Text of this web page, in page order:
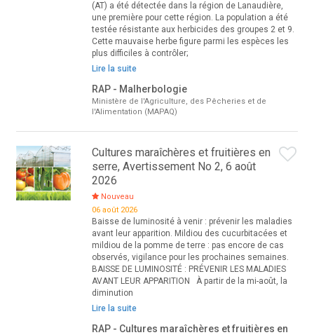
(AT) a été détectée dans la région de Lanaudière,
une première pour cette région. La population a été
testée résistante aux herbicides des groupes 2 et 9.
Cette mauvaise herbe figure parmi les espèces les
plus difficiles à contrôler;
Lire la suite
RAP - Malherbologie
Ministère de l'Agriculture, des Pêcheries et de
l'Alimentation (MAPAQ)
Cultures maraîchères et fruitières en
serre, Avertissement No 2, 6 août
2026
Nouveau
06 août 2026
Baisse de luminosité à venir : prévenir les maladies
avant leur apparition. Mildiou des cucurbitacées et
mildiou de la pomme de terre : pas encore de cas
observés, vigilance pour les prochaines semaines.
BAISSE DE LUMINOSITÉ : PRÉVENIR LES MALADIES
AVANT LEUR APPARITION À partir de la mi-août, la
diminution
Lire la suite
RAP - Cultures maraîchères et fruitières en